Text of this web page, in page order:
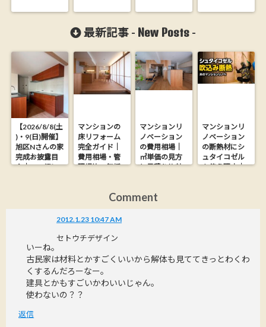
最新記事 - New Posts -
【2026/8/8(土
)・9(日)開催】
旭区Nさんの家
完成お披露目
会｜26.9坪に
制】
マンションの
床リフォーム
完全ガイド｜
費用相場・管
理規約・無垢
マンションリ
ノベーション
の費用相場｜
㎡単価の見方
と見積り比較
店が解説】
マンションリ
ノベーション
の断熱材にシ
ュタイコゼル
を使う理由｜
Comment
セトウチデザイン
2012.1.23 10:47 AM
いーね。
古民家は材料とかすごくいいから解体も見ててきっとわくわ
くするんだろーなー。
建具とかもすごいかわいいじゃん。
使わないの？？
返信